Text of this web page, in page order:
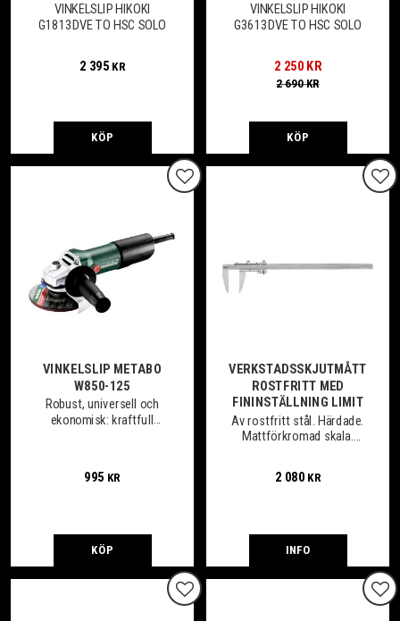
VINKELSLIP HIKOKI
G1813DVE TO HSC SOLO
2 395KR
KÖP
VINKELSLIP HIKOKI
G3613DVE TO HSC SOLO
2 250 KR
2 690KR
KÖP
VINKELSLIP METABO
W850-125
Robust, universell och
ekonomisk: kraftfull
995 KR
Lägg till i favoriter
KÖP
VERKSTADSSKJUTMÅTT
ROSTFRITT MED
FININSTÄLLNING LIMIT
Av rostfritt stål. Härdade.
Mattförkromad skala.
2 080KR
INFO
Lägg till i favoriter